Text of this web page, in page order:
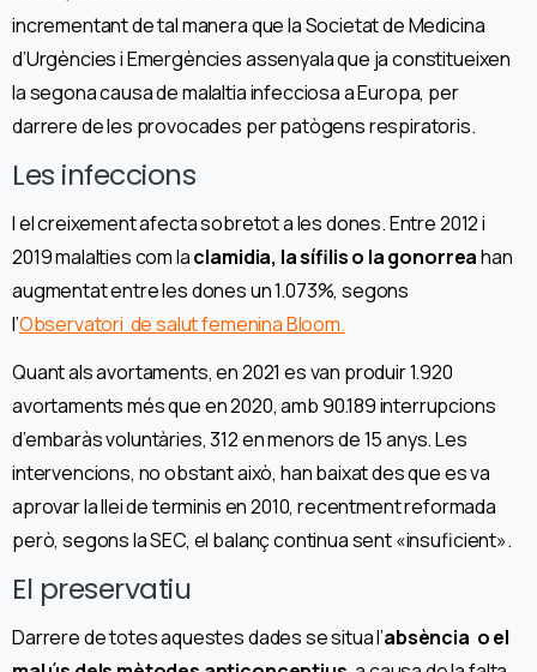
incrementant de tal manera que la Societat de Medicina
d’Urgències i Emergències assenyala que ja constitueixen
la segona causa de malaltia infecciosa a Europa, per
darrere de les provocades per patògens respiratoris.
Les infeccions
I el creixement afecta sobretot a les dones. Entre 2012 i
2019 malalties com laclamidia, la sífilis o la gonorreahan
augmentat entre les dones un 1.073%, segons
l’Observatori de salut femenina Bloom.
Quant als avortaments, en 2021 es van produir 1.920
avortaments més que en 2020, amb 90.189 interrupcions
d’embaràs voluntàries, 312 en menors de 15 anys. Les
intervencions, no obstant això, han baixat des que es va
aprovar la llei de terminis en 2010, recentment reformada
però, segons la SEC, el balanç continua sent «insuficient».
El preservatiu
Darrere de totes aquestes dades se situa l’absència o el